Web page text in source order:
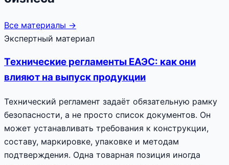
Все материалы →
Экспертный материал
Технические регламенты ЕАЭС: как они
влияют на выпуск продукции
Технический регламент задаёт обязательную рамку
безопасности, а не просто список документов. Он
может устанавливать требования к конструкции,
составу, маркировке, упаковке и методам
подтверждения. Одна товарная позиция иногда